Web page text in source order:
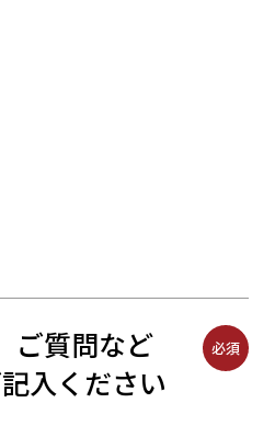
ご質問など
入ください
必須